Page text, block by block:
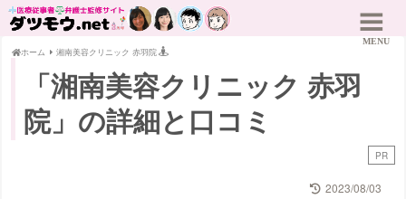
ホーム 湘南美容クリニック 赤羽院
「湘南美容クリニック 赤羽
院」の詳細と口コミ
PR
2023/08/03